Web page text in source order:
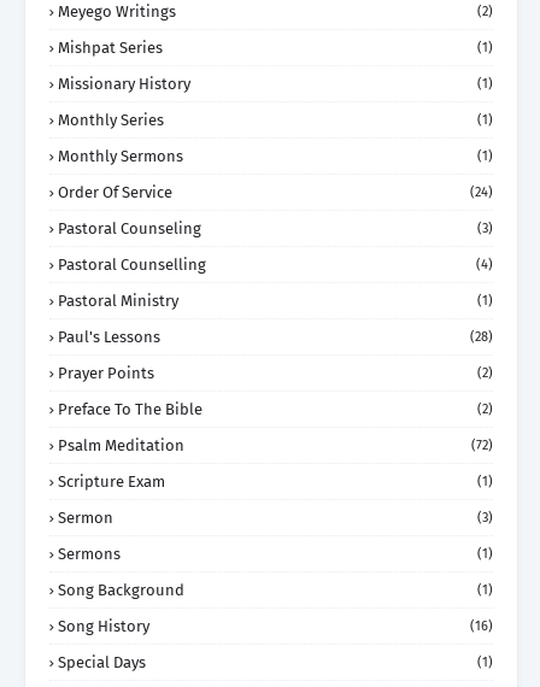
Meyego Writings (2)
Mishpat Series (1)
Missionary History (1)
Monthly Series (1)
Monthly Sermons (1)
Order Of Service (24)
Pastoral Counseling (3)
Pastoral Counselling (4)
Pastoral Ministry (1)
Paul's Lessons (28)
Prayer Points (2)
Preface To The Bible (2)
Psalm Meditation (72)
Scripture Exam (1)
Sermon (3)
Sermons (1)
Song Background (1)
Song History (16)
Special Days (1)